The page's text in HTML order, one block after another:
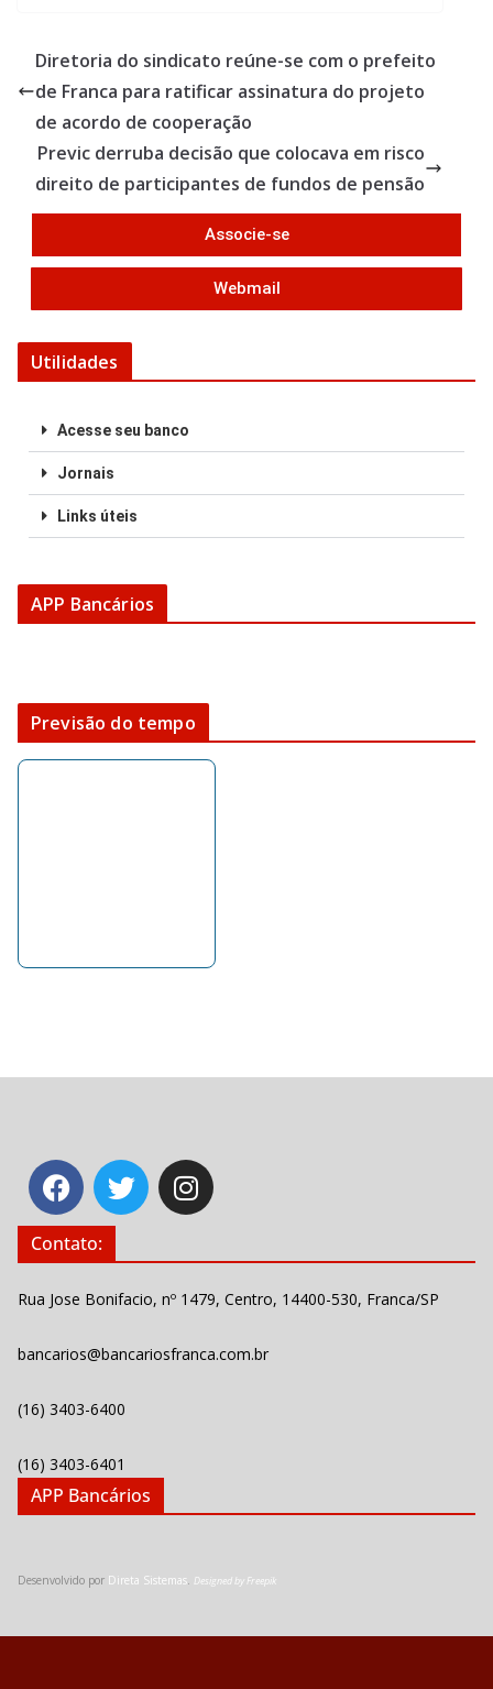
b
o
o
k
er e
Diretoria do sindicato reúne-se com o prefeito
de Franca para ratificar assinatura do projeto
de acordo de cooperação
Previc derruba decisão que colocava em risco
direito de participantes de fundos de pensão
Associe-se
Webmail
Utilidades
Acesse seu banco
Jornais
Links úteis
APP Bancários
Previsão do tempo
Contato:
Rua Jose Bonifacio, nº 1479, Centro, 14400-530, Franca/SP
bancarios@bancariosfranca.com.br
(16) 3403-6400
(16) 3403-6401
APP Bancários
Desenvolvido por Direta Sistemas. Designed by Freepik